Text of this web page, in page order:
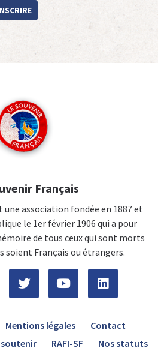
Français
une association fondée en 1887 et
le 1er février 1906 qui a pour
de tous ceux qui sont morts
soient Français ou étrangers.
Mentions légales
Contact
soutenir RAFI-SF Nos statuts